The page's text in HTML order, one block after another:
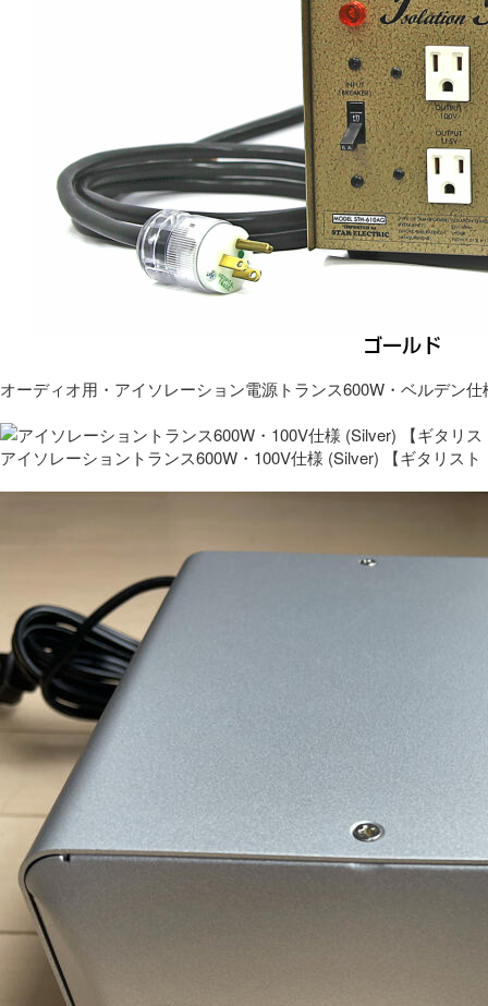
オーディオ用・アイソレーション電源トランス600W・ベルデン仕
アイソレーショントランス600W・100V仕様 (Silver) 【ギタリス